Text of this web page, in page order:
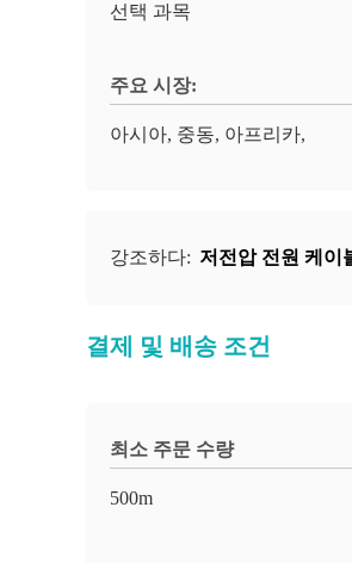
선택 과목
주요 시장:
아시아, 중동, 아프리카,
강조하다: 저전압 전원 케이
결제 및 배송 조건
최소 주문 수량
500m